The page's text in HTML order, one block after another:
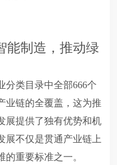
能制造，推动绿
分类目录中全部666个
业链的全覆盖，这为推
展提供了独有优势和机
展不仅是贯通产业链上
重要标准之一。